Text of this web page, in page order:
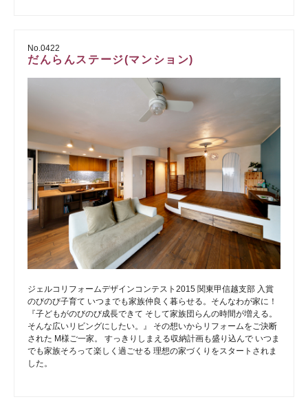
No.0422
だんらんステージ(マンション)
ジェルコリフォームデザインコンテスト2015 関東甲信越支部 入賞
のびのび子育て いつまでも家族仲良く暮らせる。そんなわが家に！
『子どもがのびのび成長できて そして家族団らんの時間が増える。
そんな広いリビングにしたい。』 その想いからリフォームをご決断
された M様ご一家。 すっきりしまえる収納計画も盛り込んで いつま
でも家族そろって楽しく過ごせる 理想の家づくりをスタートされま
した。